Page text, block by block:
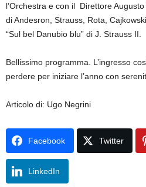
l’Orchestra e con il Direttore
di Andesron, Strauss, Rota,
“Sul bel Danubio blu” di J. Strauss II.
Bellissimo programma. L’ingresso
perdere per iniziare l’anno con
Articolo di: Ugo Negrini
Facebook Twitter
LinkedIn